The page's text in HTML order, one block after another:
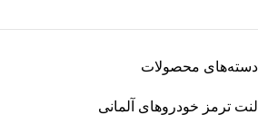
دسته‌های محصولات
لنت ترمز خودروهای آلمانی